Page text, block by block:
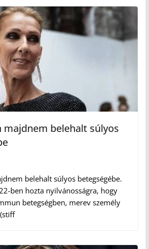
majdnem belehalt súlyos
belehalt súlyos betegségébe.
ben hozta nyilvánosságra, hogy
betegségben, merev személy